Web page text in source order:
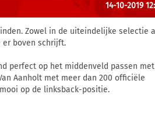
14-10-2019
Zowel in de uiteindelijke selectie
boven schrijft.
perfect op het middenveld passen
Aanholt met meer dan 200 officiële
op de linksback-positie.